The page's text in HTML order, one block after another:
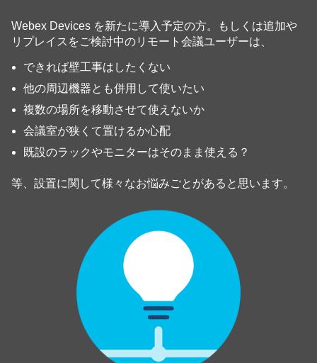
Webex Devices を新たに導入予定の方。もしくは追加や
リプレイスをご検討中のリモート会議ユーザーは、
できれば壁工事はしたくない
他の周辺機器とも併用して使いたい
複数の場所を移動させて使えないか
会議室が狭くて置けるか心配
既設のラックやモニターはそのまま使える？
等、設置に関して様々なお悩みごとがあると思います。